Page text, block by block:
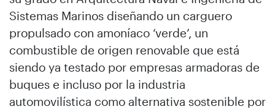
Sistemas Marinos diseñando un carguero
propulsado con amoníaco ‘verde’, un
combustible de origen renovable que está
siendo ya testado por empresas armadoras de
buques e incluso por la industria
automovilística como alternativa sostenible por